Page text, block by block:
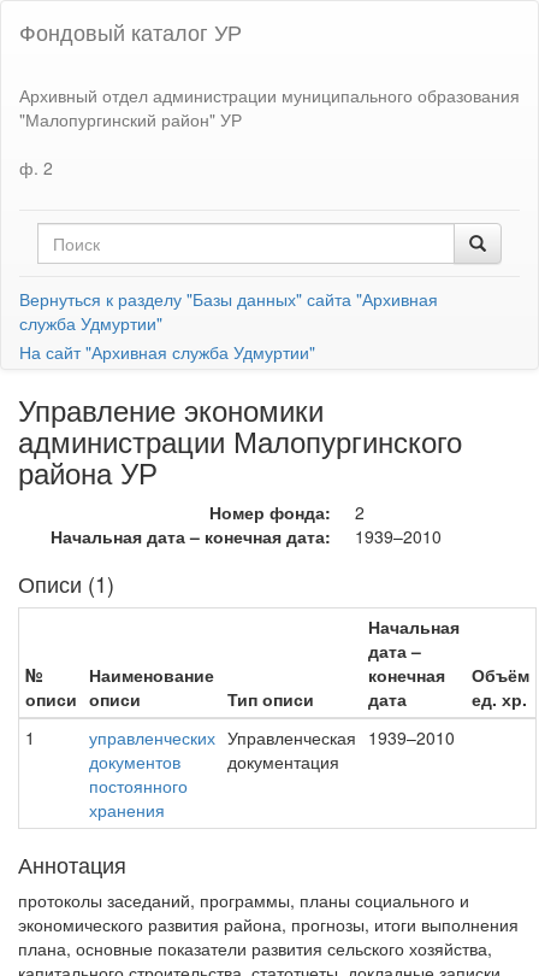
Фондовый каталог УР
Архивный отдел администрации муниципального образования
"Малопургинский район" УР
ф. 2
Вернуться к разделу "Базы данных" сайта "Архивная
служба Удмуртии"
На сайт "Архивная служба Удмуртии"
Управление экономики
администрации Малопургинского
района УР
Номер фонда:
2
Начальная дата – конечная дата:
1939–2010
Описи (1)
№
описи
Наименование
описи
Тип описи
Начальная
дата –
конечная
дата
Объём
ед. хр.
1
управленческих
документов
постоянного
хранения
Управленческая
документация
1939–2010
Аннотация
протоколы заседаний, программы, планы социального и
экономического развития района, прогнозы, итоги выполнения
плана, основные показатели развития сельского хозяйства,